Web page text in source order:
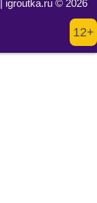
| igroutka.ru © 2026
12+